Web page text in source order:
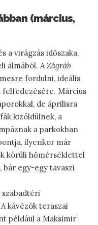
(március,
a virágzás időszaka,
álmából. AZágráb
fordulni, ideális
Március
de áprilisra
kizöldülnek, a
a parkokban
ilyenkor már
körüli hőmérséklettel
bár egy-egy tavaszi
szabadtéri
kávézók teraszai
például a Maksimir